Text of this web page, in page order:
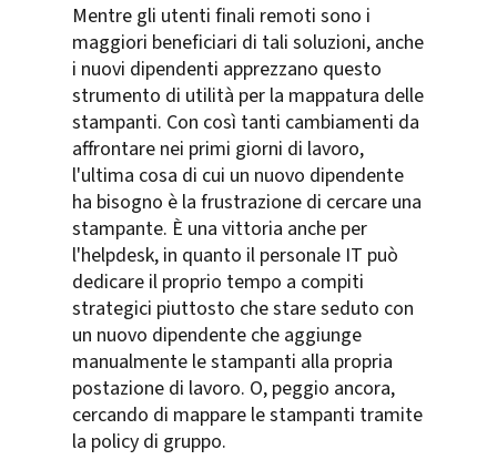
Mentre gli utenti finali remoti sono i
maggiori beneficiari di tali soluzioni, anche
i nuovi dipendenti apprezzano questo
strumento di utilità per la mappatura delle
stampanti. Con così tanti cambiamenti da
affrontare nei primi giorni di lavoro,
l'ultima cosa di cui un nuovo dipendente
ha bisogno è la frustrazione di cercare una
stampante. È una vittoria anche per
l'helpdesk, in quanto il personale IT può
dedicare il proprio tempo a compiti
strategici piuttosto che stare seduto con
un nuovo dipendente che aggiunge
manualmente le stampanti alla propria
postazione di lavoro. O, peggio ancora,
cercando di mappare le stampanti tramite
la policy di gruppo.